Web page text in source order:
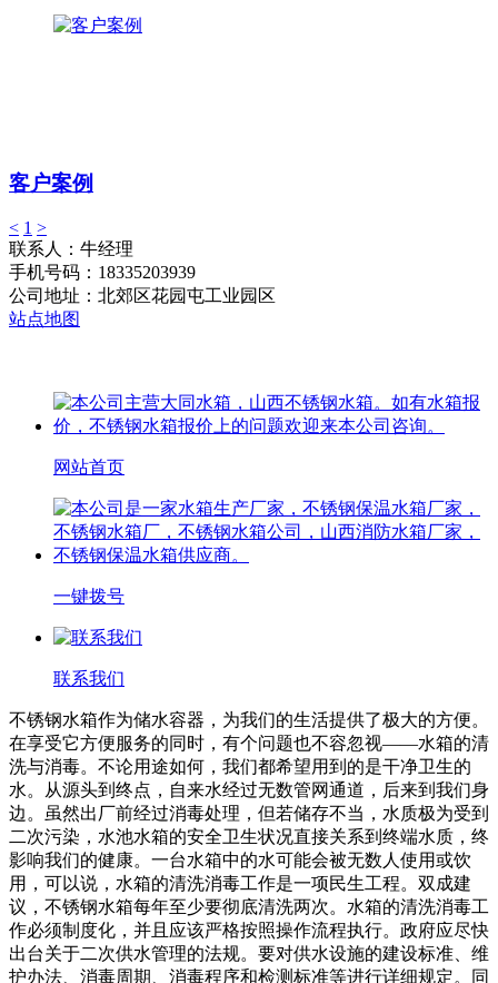
客户案例
< 1 >
联系人：牛经理
手机号码：18335203939
公司地址：北郊区花园屯工业园区
站点地图
网站首页
一键拨号
联系我们
不锈钢水箱作为储水容器，为我们的生活提供了极大的方便。
在享受它方便服务的同时，有个问题也不容忽视——水箱的清
洗与消毒。不论用途如何，我们都希望用到的是干净卫生的
水。从源头到终点，自来水经过无数管网通道，后来到我们身
边。虽然出厂前经过消毒处理，但若储存不当，水质极为受到
二次污染，水池水箱的安全卫生状况直接关系到终端水质，终
影响我们的健康。一台水箱中的水可能会被无数人使用或饮
用，可以说，水箱的清洗消毒工作是一项民生工程。双成建
议，不锈钢水箱每年至少要彻底清洗两次。水箱的清洗消毒工
作必须制度化，并且应该严格按照操作流程执行。政府应尽快
出台关于二次供水管理的法规。要对供水设施的建设标准、维
护办法、消毒周期、消毒程序和检测标准等进行详细规定。同